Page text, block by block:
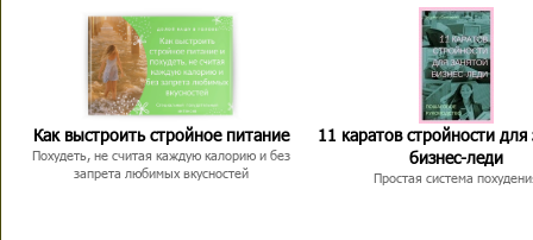
Как выстроить стройное питание
Похудеть, не считая каждую калорию и без
запрета любимых вкусностей
11 каратов стройности для
бизнес-леди
Простая система